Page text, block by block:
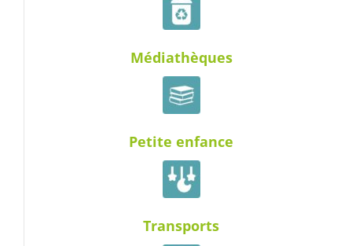
Médiathèques
Petite enfance
Transports